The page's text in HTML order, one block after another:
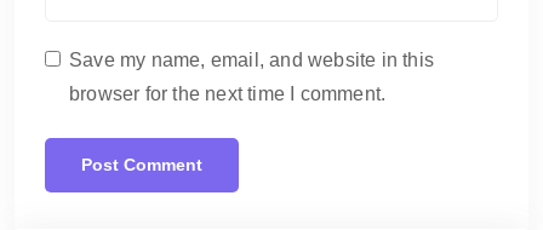
Save my name, email, and website in this
browser for the next time I comment.